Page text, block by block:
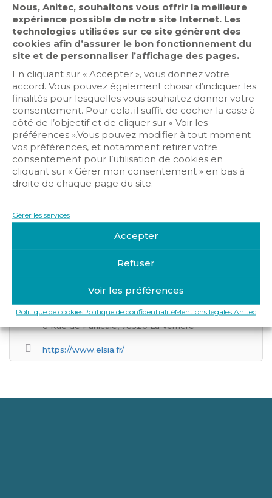
Nous, Anitec, souhaitons vous offrir la meilleure
expérience possible de notre site Internet. Les
technologies utilisées sur ce site génèrent des
cookies afin d’assurer le bon fonctionnement du
site et de personnaliser l’affichage des pages.
En cliquant sur « Accepter », vous donnez votre
accord. Vous pouvez également choisir d’indiquer les
finalités pour lesquelles vous souhaitez donner votre
consentement. Pour cela, il suffit de cocher la case à
côté de l’objectif et de cliquer sur « Voir les
préférences ».Vous pouvez modifier à tout moment
vos préférences, et notamment retirer votre
consentement pour l’utilisation de cookies en
cliquant sur « Gérer mon consentement » en bas à
droite de chaque page du site.
Gérer les services
Accepter
Refuser
Voir les préférences
Politique de cookiesPolitique de confidentialitéMentions légales Anitec
Audiovisuel
Contrôle d’accès
Détection intrusion
Domotique/IOT
Hypervision
Infrastructure Réseaux
Sécurité incendie
Vidéosurveillance
Get Directions
6 Rue de Panicale, 78320 La Verrière
https://www.elsia.fr/